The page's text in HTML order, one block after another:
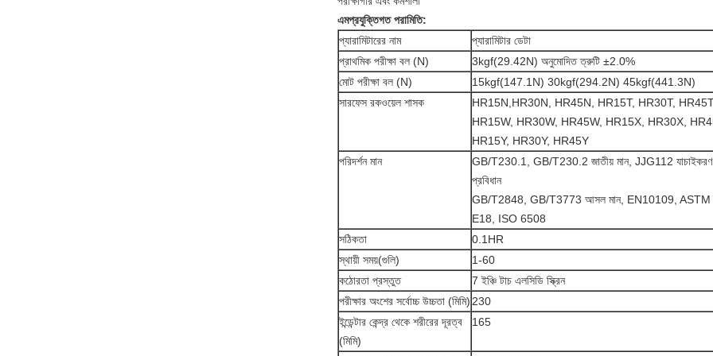
এমপ্রযুক্তিগত পরামিতি:
প্যারামিটারের নাম
প্যারামিটার ডেটা
প্রাথমিক পরীক্ষা বল (N)
3kgf(29.42N) অনুমোদিত ত্রুটি ±2.0%
মোট পরীক্ষা বল (N)
15kgf(147.1N) 30kgf(294.2N) 45kgf(441.3N)
সারফেস রকওয়েল শাসক
HR15N,HR30N, HR45N, HR15T, HR30T,
HR15W, HR30W, HR45W, HR15X, HR30X,
HR15Y, HR30Y, HR45Y
পরিদর্শন মান
GB/T230.1, GB/T230.2 জাতীয় মান, JJG112 যাচাইকরণ
প্রবিধান
GB/T2848, GB/T3773 আসল মান, EN10109, ASTM
E18, ISO 6508
সঠিকতা
0.1HR
স্থায়ী সময়(গুলি)
1-60
কঠোরতা প্রস্তুত
7 ইঞ্চি টাচ এলসিডি স্ক্রিন
পরীক্ষার অংশের সর্বোচ্চ উচ্চতা (মিমি) 230
ইন্ডেন্টার কেন্দ্র থেকে শরীরের দূরত্ব
(মিমি)
165